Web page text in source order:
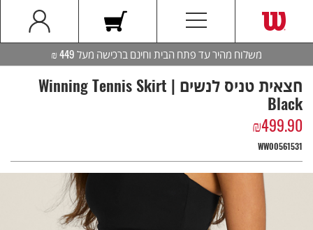
משלוח מהיר עד פתח הבית וחינם ברכישה מעל 449 ₪
חצאית טניס לנשים | Winning Tennis Skirt
Black
₪499.90
WW00561531